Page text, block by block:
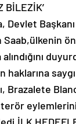
BİLEZİK’
Devlet Başkanı
haklarına saygı
Brazalete
terör